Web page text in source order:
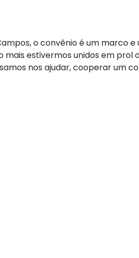
o convênio é um marco e
estivermos unidos em prol
nos ajudar, cooperar um